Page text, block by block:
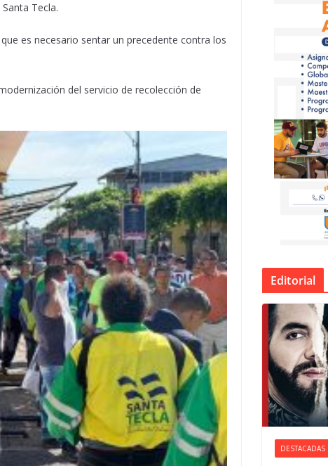
Tecla.
es necesario sentar un precedente contra los
del servicio de recolección de
Editorial
DESTACADAS